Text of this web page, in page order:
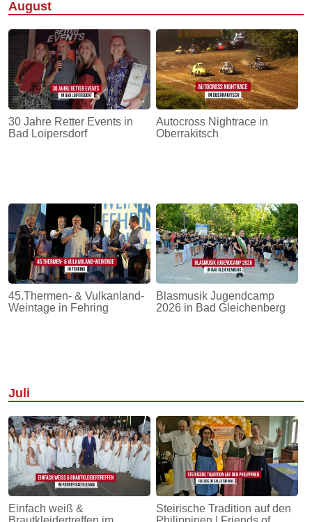
August
30 Jahre Retter Events in
Bad Loipersdorf
Autocross Nightrace in
Oberrakitsch
45.Thermen- & Vulkanland-
Weintage in Fehring
Blasmusik Jugendcamp
2026 in Bad Gleichenberg
Juli
Einfach weiß &
Steirische Tradition auf den